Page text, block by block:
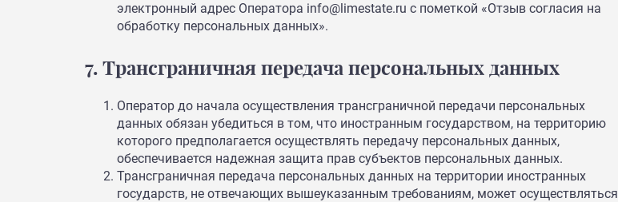
электронный адрес Оператора info@limestate.ru с пометкой «Отзыв согласия на
обработку персональных данных».
7. Трансграничная передача персональных данных
Оператор до начала осуществления трансграничной передачи персональных
данных обязан убедиться в том, что иностранным государством, на территорию
которого предполагается осуществлять передачу персональных данных,
обеспечивается надежная защита прав субъектов персональных данных.
Трансграничная передача персональных данных на территории иностранных
государств, не отвечающих вышеуказанным требованиям, может осуществляться